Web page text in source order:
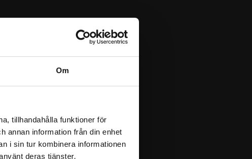
Om
tillhandahålla funktioner för
annan information från din enhet
i sin tur kombinera informationen
deras tjänster.